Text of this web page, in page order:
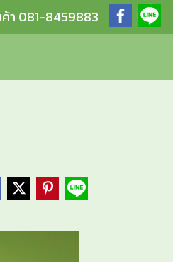
า 081-8459883